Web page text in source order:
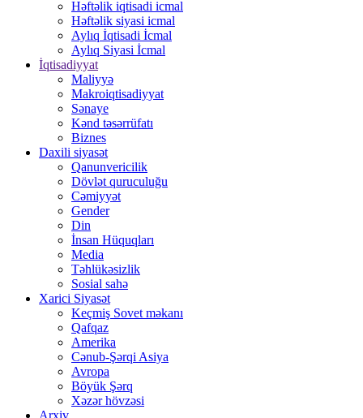
Həftəlik iqtisadi icmal
Həftəlik siyasi icmal
Aylıq İqtisadi İcmal
Aylıq Siyasi İcmal
İqtisadiyyat
Maliyyə
Makroiqtisadiyyat
Sənaye
Kənd təsərrüfatı
Biznes
Daxili siyasət
Qanunvericilik
Dövlət quruculuğu
Cəmiyyət
Gender
Din
İnsan Hüquqları
Media
Təhlükəsizlik
Sosial sahə
Xarici Siyasət
Keçmiş Sovet məkanı
Qafqaz
Amerika
Cənub-Şərqi Asiya
Avropa
Böyük Şərq
Xəzər hövzəsi
Arxiv